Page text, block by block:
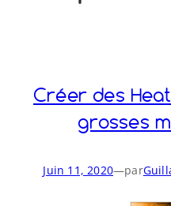
Créer des
grosses
Juin 11, 2020—par